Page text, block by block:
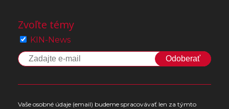
Zvoľte témy
KIN-News
Odoberať
Vaše osobné údaje (email) budeme spracovávať len za týmto